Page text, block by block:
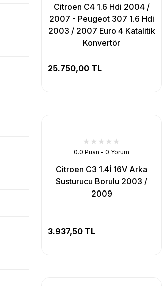
Citroen C4 1.6 Hdi 2004 /
2007 - Peugeot 307 1.6 Hdi
2003 / 2007 Euro 4 Katalitik
Konvertör
25.750,00 TL
0.0 Puan - 0 Yorum
Citroen C3 1.4İ 16V Arka
Susturucu Borulu 2003 /
2009
3.937,50 TL